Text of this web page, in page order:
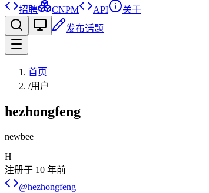
招聘 CNPM API
关于
发布话题
首页
/用户
hezhongfeng
newbee
H
注册于 10 年前
@hezhongfeng